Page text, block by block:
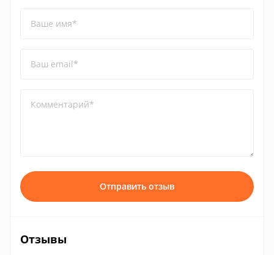
Ваше имя*
Ваш email*
Комментарий*
Отправить отзыв
Отзывы